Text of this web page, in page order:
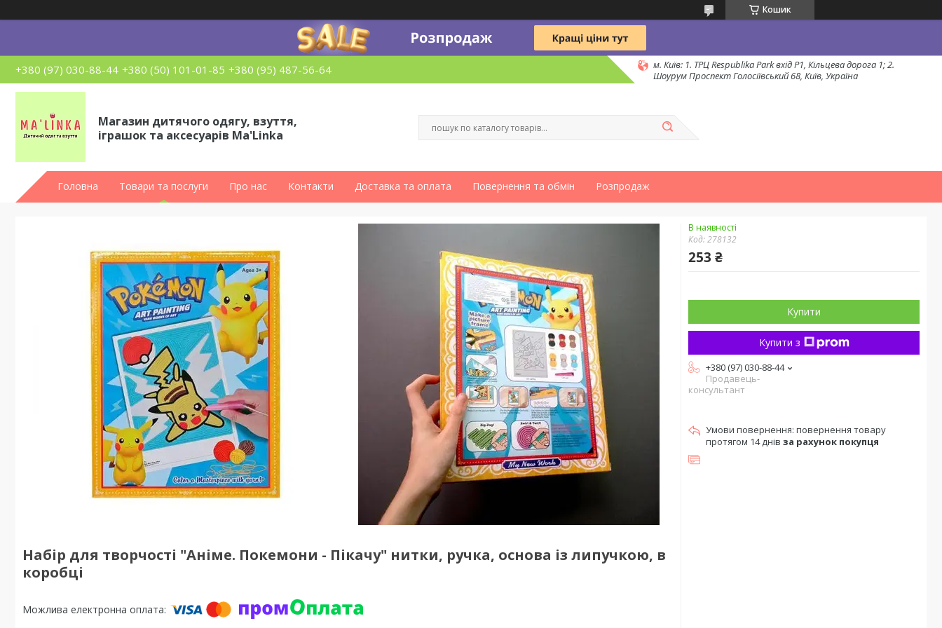
Кошик
+380 (97) 030-88-44 +380 (50) 101-01-85 +380 (95) 487-56-64
м. Київ: 1. ТРЦ Respublika Park вхід P1, Кільцева дорога 1; 2.
Шоурум Проспект Голосіївський 68, Київ, Україна
Магазин дитячого одягу, взуття,
іграшок та аксесуарів Ma'Linka
Головна Товари та послуги Про нас Контакти Доставка та оплата Повернення та обмін Розпродаж
Набір для творчості "Аніме. Покемони - Пікачу" нитки, ручка, основа із липучкою, в
коробці
В наявності
Код:278132
253 ₴
Купити
Купити з
+380 (97) 030-88-44
Продавець-
консультант
повернення товару
протягом 14 днів за рахунок покупця